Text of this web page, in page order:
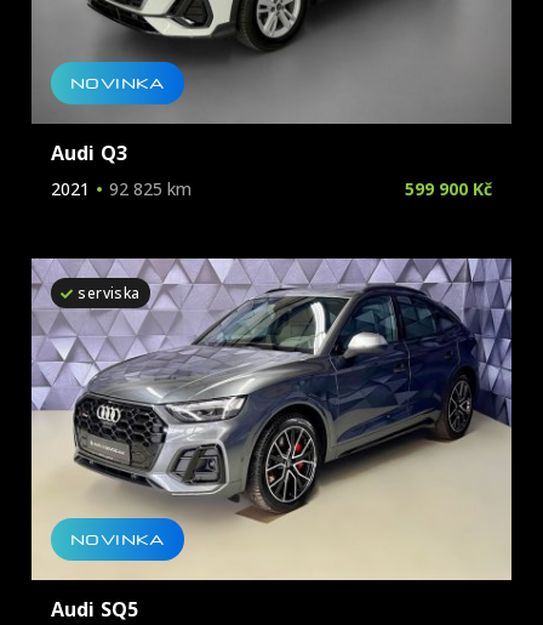
NOVINKA
Audi Q3
2021 92 825 km 599 900 Kč
NOVINKA
serviska
Audi SQ5